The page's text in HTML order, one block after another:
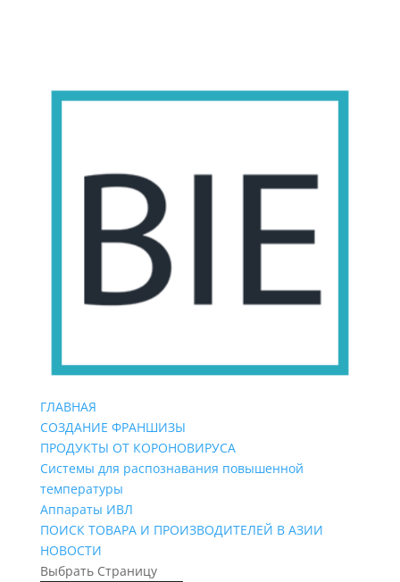
ГЛАВНАЯ
СОЗДАНИЕ ФРАНШИЗЫ
ПРОДУКТЫ ОТ КОРОНОВИРУСА
Системы для распознавания повышенной
температуры
Аппараты ИВЛ
ПОИСК ТОВАРА И ПРОИЗВОДИТЕЛЕЙ В АЗИИ
НОВОСТИ
Выбрать Страницу